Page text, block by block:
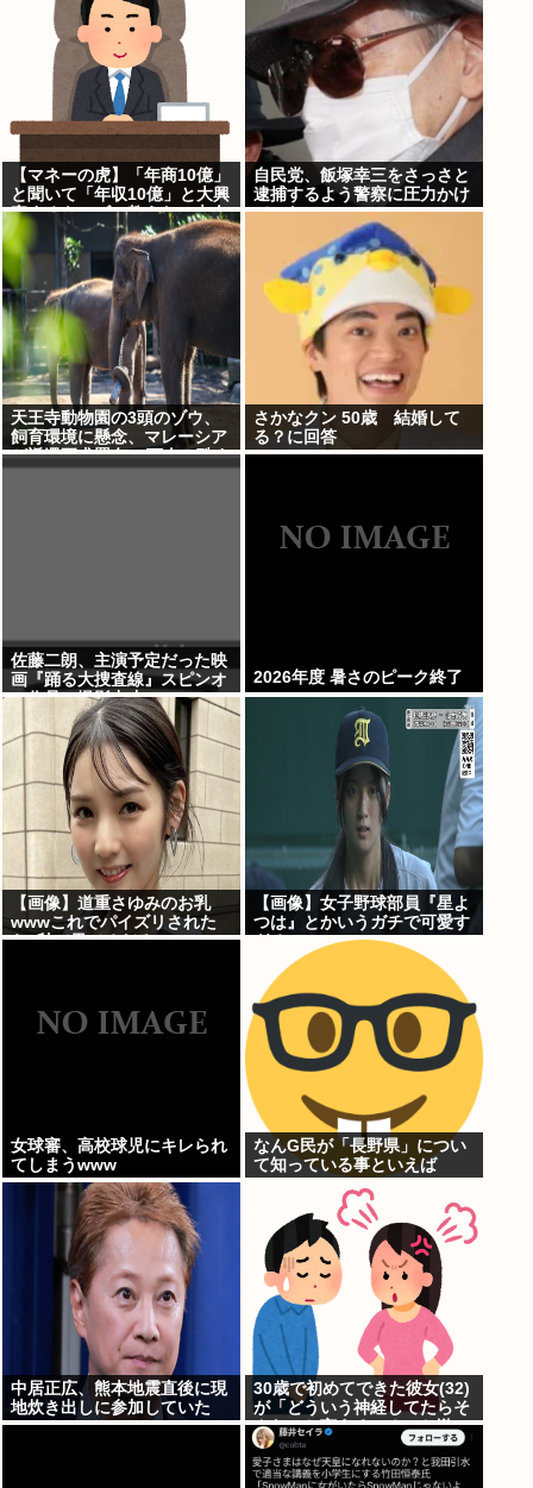
【マネーの虎】「年商10億」
と聞いて「年収10億」と大興
奮するキッズに教えたい大人
のリアル
自民党、飯塚幸三をさっさと
逮捕するよう警察に圧力かけ
ていたwww
天王寺動物園の3頭のゾウ、
飼育環境に懸念、マレーシア
が返還要求署名17万人。酷す
さかなクン 50歳 結婚して
る？に回答
佐藤二朗、主演予定だった映
画『踊る大捜査線』スピンオ
フ作品の撮影中止
2026年度 暑さのピーク終了
【画像】道重さゆみのお乳
wwwこれでパイズリされた
ら3秒で果てるだろ
【画像】女子野球部員『星よ
つは』とかいうガチで可愛す
ぎるJKwww
女球審、高校球児にキレられ
てしまうwww
なんG民が「長野県」につい
て知っている事といえば
中居正広、熊本地震直後に現
地炊き出しに参加していた
30歳で初めてできた彼女(32)
が「どういう神経してたらそ
んなこと言えるの？」と激
怒、その理由がｗｗｗ